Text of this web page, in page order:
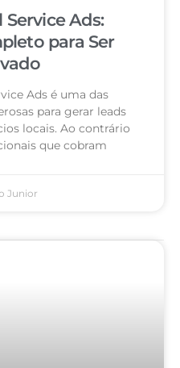
Ads:
para Ser
Ads é uma das
para gerar leads
locais. Ao contrário
que cobram
Junior